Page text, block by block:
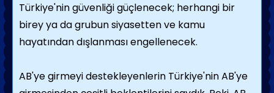
Türkiye'nin güvenliği güçlenecek; herhangi bir
birey ya da grubun siyasetten ve kamu
hayatından dışlanması engellenecek.
AB'ye girmeyi destekleyenlerin Türkiye'nin AB'ye